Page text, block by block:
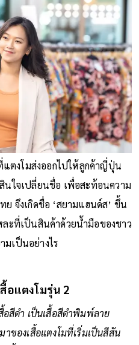
แตงโมส่งออกไปให้ลูกค้าญี่ปุ่น
ใจเปลี่ยนชื่อ เพื่อสะท้อนความ
จึงเกิดชื่อ ‘สยามแฮนด์ส’ ขึ้น
ละที่เป็นสินค้าด้วยน้ำมือของชาว
เป็นอย่างไร
อแตงโมรุ่น 2
อสีดำ เป็นเสื้อสีดำพิมพ์ลาย
ของเสื้อแตงโมที่เริ่มเป็นสีสัน